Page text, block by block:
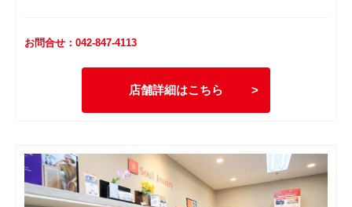
お問合せ：042-847-4113
店舗詳細はこちら